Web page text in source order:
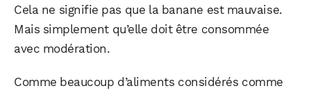
Cela ne signifie pas que la banane est mauvaise.
Mais simplement qu’elle doit être consommée
avec modération.
Comme beaucoup d’aliments considérés comme